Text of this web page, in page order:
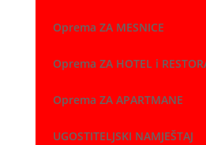
Oprema ZA MESNICE
Oprema ZA HOTEL i
Oprema ZA APARTMANE
UGOSTITELJSKI NAMJEŠTAJ